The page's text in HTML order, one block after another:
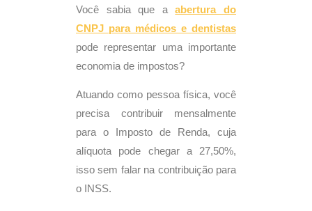
Você sabia que aabertura do
CNPJ para médicos e dentistas
pode representar uma importante
economia de impostos?
Atuando como pessoa física, você
precisa contribuir mensalmente
para o Imposto de Renda, cuja
alíquota pode chegar a 27,50%,
isso sem falar na contribuição para
o INSS.